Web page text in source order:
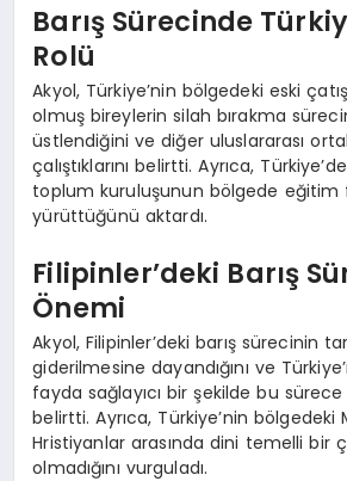
Barış Sürecinde
Rolü
Akyol, Türkiye’nin bölgedeki eski
olmuş bireylerin silah bırakma
üstlendiğini ve diğer uluslararası
çalıştıklarını belirtti. Ayrıca,
toplum kuruluşunun bölgede eğitim
yürüttüğünü aktardı.
Filipinler’deki Barış
Önemi
Akyol, Filipinler’deki barış sürecinin
giderilmesine dayandığını ve
fayda sağlayıcı bir şekilde bu
belirtti. Ayrıca, Türkiye’nin bölgedeki
Hristiyanlar arasında dini temelli bir
olmadığını vurguladı.